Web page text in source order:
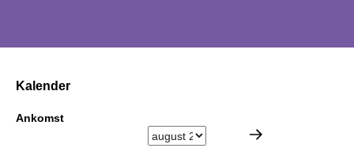
Kalender
Ankomst